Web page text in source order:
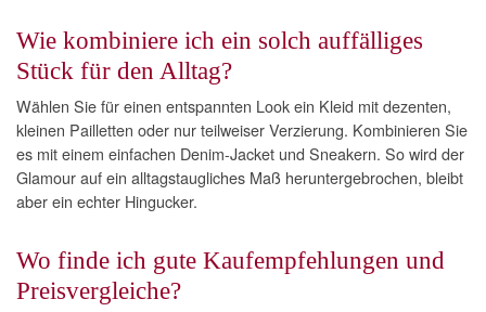
Wie kombiniere ich ein solch auffälliges
Stück für den Alltag?
Wählen Sie für einen entspannten Look ein Kleid mit dezenten,
kleinen Pailletten oder nur teilweiser Verzierung. Kombinieren Sie
es mit einem einfachen Denim-Jacket und Sneakern. So wird der
Glamour auf ein alltagstaugliches Maß heruntergebrochen, bleibt
aber ein echter Hingucker.
Wo finde ich gute Kaufempfehlungen und
Preisvergleiche?